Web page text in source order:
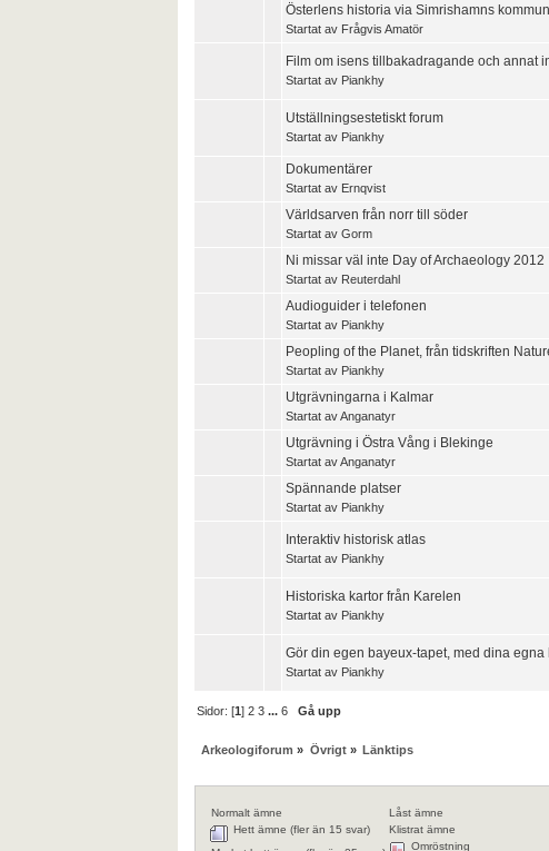
Österlens historia via Simrishamns
Startat av Frågvis Amatör
Film om isens tillbakadragande och annat
Startat av Piankhy
Utställningsestetiskt forum
Startat av Piankhy
Dokumentärer
Startat av Ernqvist
Världsarven från norr till söder
Startat av Gorm
Ni missar väl inte Day of Archaeology 2012
Startat av Reuterdahl
Audioguider i telefonen
Startat av Piankhy
Peopling of the Planet, från tidskriften
Startat av Piankhy
Utgrävningarna i Kalmar
Startat avAnganatyr
Utgrävning i Östra Vång i Blekinge
Startat avAnganatyr
Spännande platser
Startat av Piankhy
Interaktiv historisk atlas
Startat av Piankhy
Historiska kartor från Karelen
Startat av Piankhy
Gör din egen bayeux-tapet, med dina egna
Startat av Piankhy
Sidor: [1]2 3 ...6 Gå upp
Arkeologiforum » Övrigt» Länktips
Normalt ämne
Hett ämne (fler än 15 svar)
Låst ämne
Klistrat ämne
Omröstning